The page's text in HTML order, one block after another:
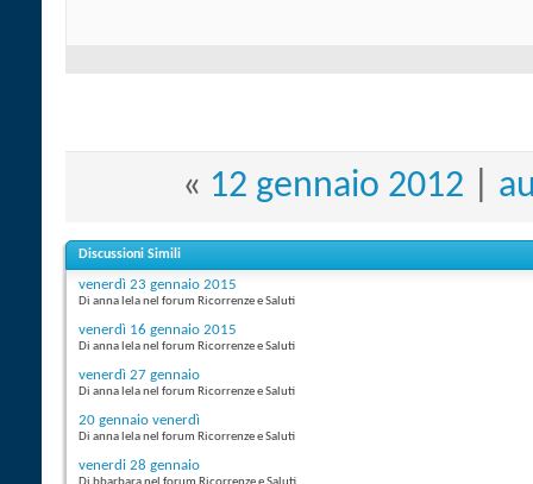
« 12 gennaio 2012
Discussioni Simili
venerdì 23 gennaio 2015
Di anna lela nel forum Ricorrenze e Saluti
venerdì 16 gennaio 2015
Di anna lela nel forum Ricorrenze e Saluti
venerdì 27 gennaio
Di anna lela nel forum Ricorrenze e Saluti
20 gennaio venerdì
Di anna lela nel forum Ricorrenze e Saluti
venerdi 28 gennaio